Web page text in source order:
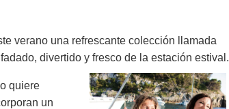
verano una refrescante colección llamada
divertido y fresco de la estación estival.
quiere
un